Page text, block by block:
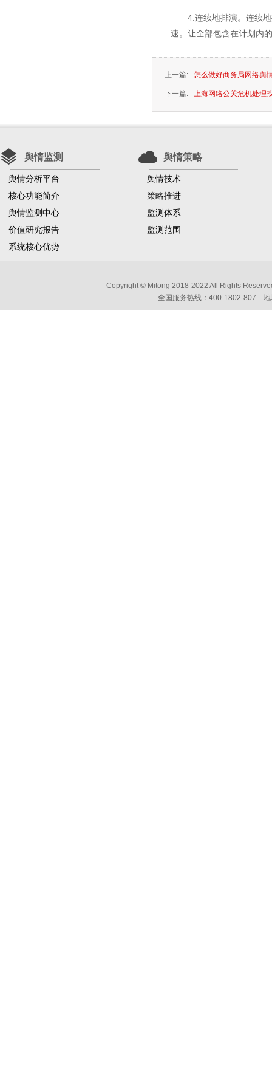
4.连续地排演。连续地
速。让全部包含在计划内
上一篇: 怎么做好商务局网络舆
下一篇: 上海网络公关危机处理
舆情监测
舆情分析平台
核心功能简介
舆情监测中心
价值研究报告
系统核心优势
舆情策略
舆情技术
策略推进
监测体系
监测范围
Copyright © Mitong 2018-2022 All Rights
全国服务热线：400-1802-807